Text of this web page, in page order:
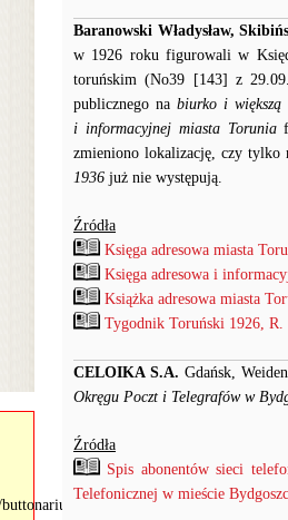
buttonarium.eu/public_html/
Baranowski Władysław,
w 1926 roku figurowali w
toruńskim (No39 [143] z
publicznego nabiurko i większą
i informacyjnej miasta Torunia
zmieniono lokalizację, czy tylko
1936 już nie występują.
Źródła
Księga adresowa miasta
Księga adresowa i
Książka adresowa miasta
Tygodnik Toruński 1926,
CELOIKA S.A. Gdańsk,
Okręgu Poczt i Telegrafów w
Źródła
Spis abonentów sieci
Telefonicznej w mieście